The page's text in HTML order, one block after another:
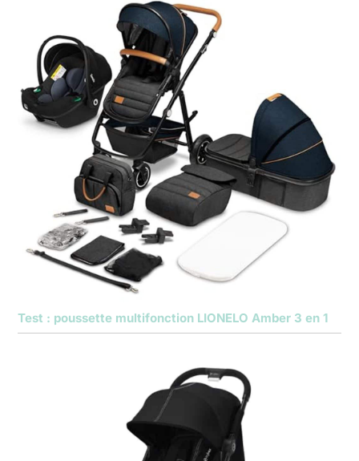
Test : poussette multifonction LIONELO Amber 3 en 1